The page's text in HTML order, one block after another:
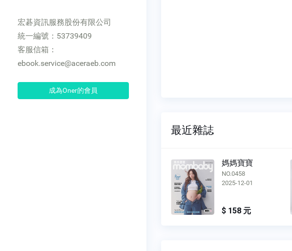
宏碁資訊服務股份有限公司
統一編號：53739409
客服信箱：
ebook.service@aceraeb.com
成為Oner的會員
最近雜誌
媽媽寶寶
NO.0457
2025-10-01
$ 158 元